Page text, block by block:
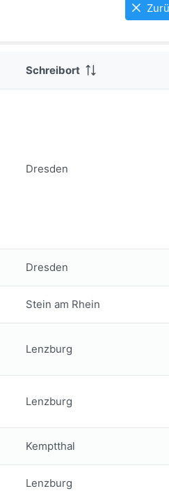
Schreibort
Dresden
Dresden
Stein am Rhein
Lenzburg
Lenzburg
Kemptthal
Lenzburg